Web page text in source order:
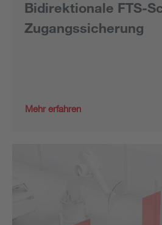
Bidirektionale FTS-
Zugangssicherung
Mehr erfahren